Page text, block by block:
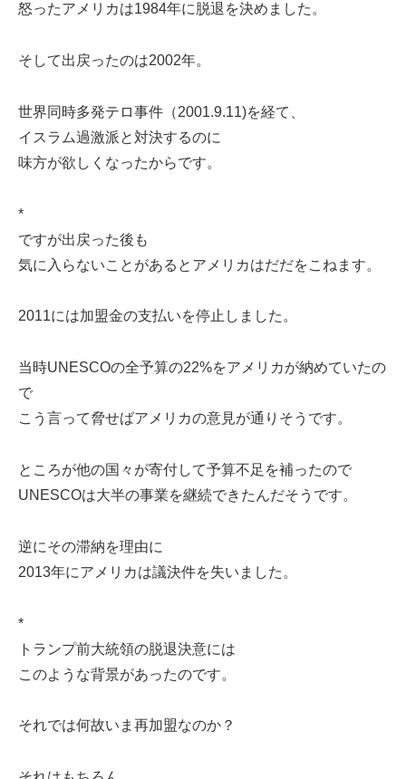
怒ったアメリカは1984年に脱退を決めました。
そして出戻ったのは2002年。
世界同時多発テロ事件（2001.9.11)を経て、
イスラム過激派と対決するのに
味方が欲しくなったからです。
*
ですが出戻った後も
気に入らないことがあるとアメリカはだだをこねます。
2011には加盟金の支払いを停止しました。
当時UNESCOの全予算の22%をアメリカが納めていたの
で
こう言って脅せばアメリカの意見が通りそうです。
ところが他の国々が寄付して予算不足を補ったので
UNESCOは大半の事業を継続できたんだそうです。
逆にその滞納を理由に
2013年にアメリカは議決件を失いました。
*
トランプ前大統領の脱退決意には
このような背景があったのです。
それでは何故いま再加盟なのか？